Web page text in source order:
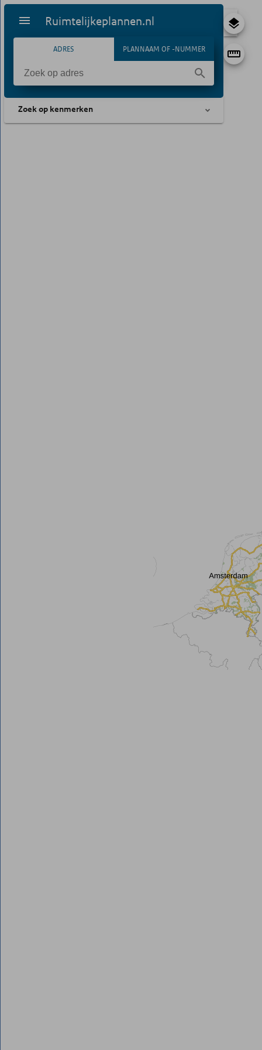
Ruimtelijkeplannen.nl
ADRES PLANNAAM OF -NUMMER
Zoek op kenmerken